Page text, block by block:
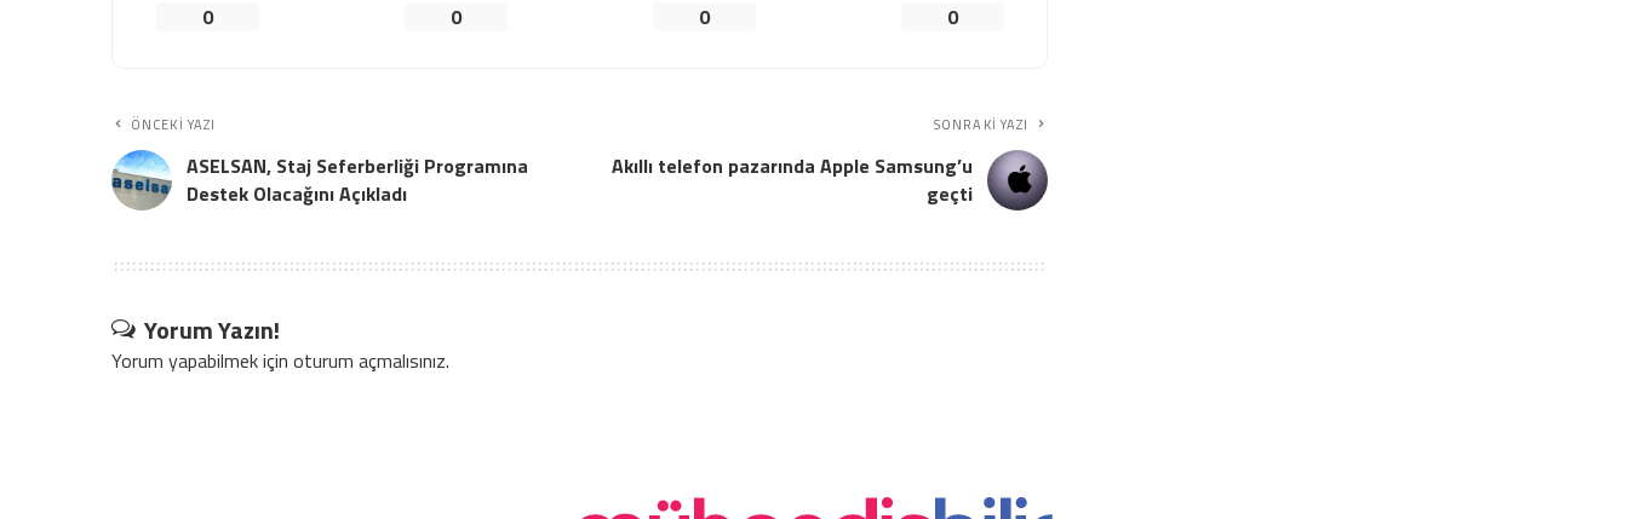
0 0 0 0
ÖNCEKI YAZI
ASELSAN, Staj Seferberliği Programına
Destek Olacağını Açıkladı
SONRAKI YAZI
Akıllı telefon pazarında Apple Samsung’u
geçti
Yorum Yazın!
Yorum yapabilmek için oturum açmalısınız.